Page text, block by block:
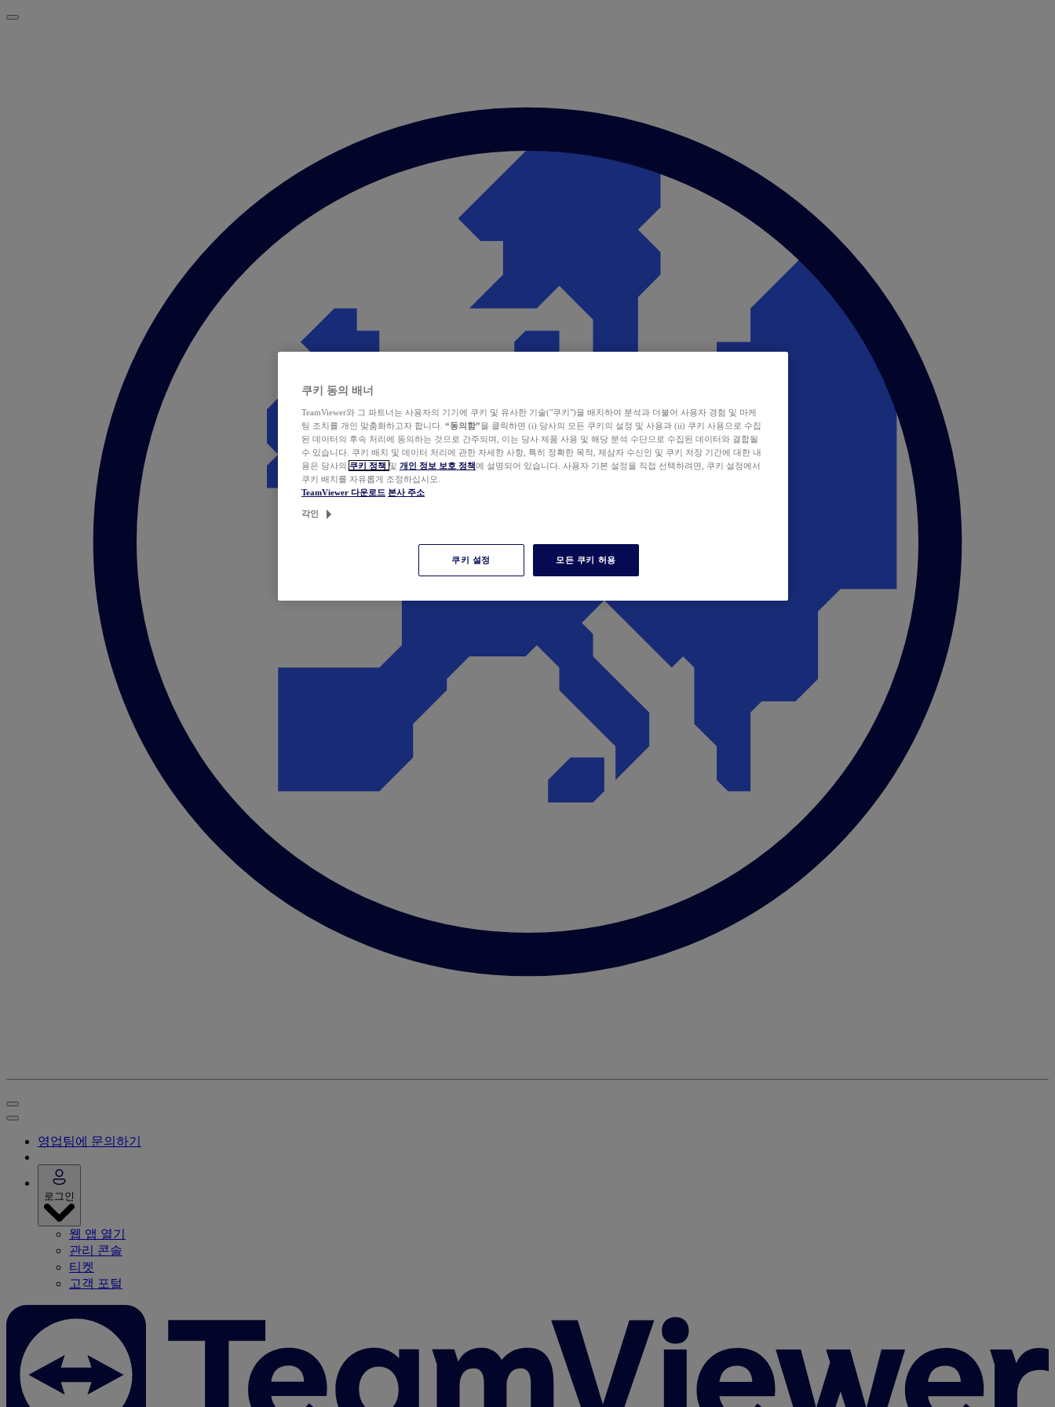
영업팀에 문의하기
로그인
웹 앱 열기
관리 콘솔
티켓
고객 포털
쿠키 동의 배너
TeamViewer와 그 파트너는 사용자의 기기에 쿠키 및 유사한 기술("쿠키")을 배치하여 분석과 더불어 사용자 경험 및 마케
팅 조치를 개인 맞춤화하고자 합니다. “동의함”을 클릭하면 (i) 당사의 모든 쿠키의 설정 및 사용과 (ii) 쿠키 사용으로 수집
된 데이터의 후속 처리에 동의하는 것으로 간주되며, 이는 당사 제품 사용 및 해당 분석 수단으로 수집된 데이터와 결합될
수 있습니다. 쿠키 배치 및 데이터 처리에 관한 자세한 사항, 특히 정확한 목적, 제삼자 수신인 및 쿠키 저장 기간에 대한 내
용은 당사의 쿠키 정책 및 개인 정보 보호 정책에 설명되어 있습니다. 사용자 기본 설정을 직접 선택하려면, 쿠키 설정에서
쿠키 배치를 자유롭게 조정하십시오.
TeamViewer 다운로드 본사 주소
각인
쿠키 설정 모든 쿠키 허용